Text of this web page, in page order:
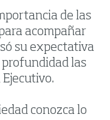
de las
acompañar
su expectativa
profundidad las
conozca lo